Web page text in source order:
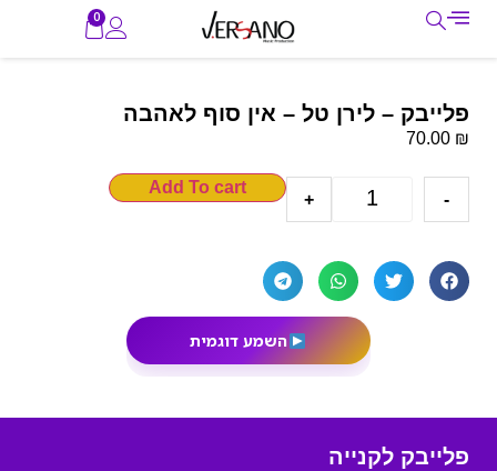
0
פלייבק – לירן טל – אין סוף לאהבה
70.00 ₪
-
+
Add To cart
השמע דוגמית
פלייבק לקנייה